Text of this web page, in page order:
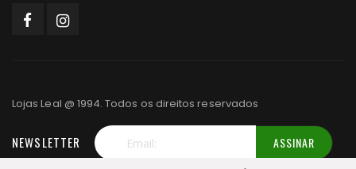
Lojas Leal @ 1994. Todos os direitos reservados
NEWSLETTER ASSINAR